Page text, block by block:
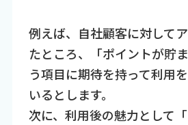
例えば、自社顧客に対して
たところ、「ポイントが貯
う項目に期待を持って利用
いるとします。
次に、利用後の魅力として